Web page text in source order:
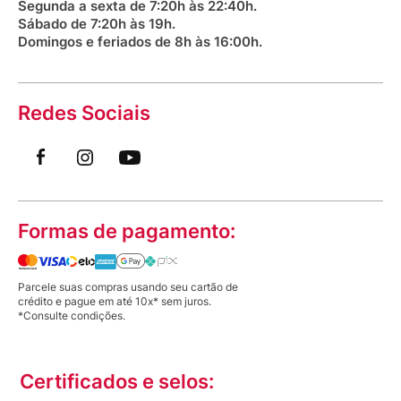
Segunda a sexta de 7:20h às 22:40h.
Sábado de 7:20h às 19h.
Domingos e feriados de 8h às 16:00h.
Redes Sociais
Formas de pagamento:
Parcele suas compras usando seu cartão de
crédito e pague em até 10x* sem juros.
*Consulte condições.
Certificados e selos: